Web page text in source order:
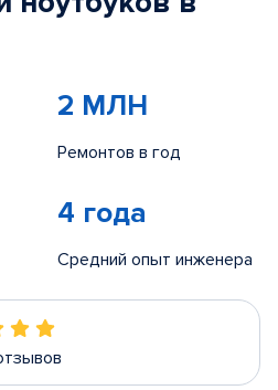
2 МЛН
Ремонтов в год
4 года
Средний опыт инженера